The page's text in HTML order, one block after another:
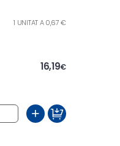
1 UNITAT A 0,67 €
16,19€
+